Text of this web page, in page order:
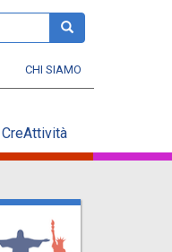
cerca
CHI SIAMO
CreAttività